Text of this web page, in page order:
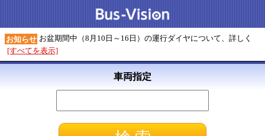
お知らせ お盆期間中（8月10日～16日）の運行ダイヤについて、詳しく
[すべてを表示]
車両指定